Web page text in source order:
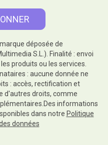
déposée de
S.L.). Finalité : envoi
produits ou les services.
: aucune donnée ne
: accès, rectification et
d'autres droits, comme
informations
dans notre Politique
données